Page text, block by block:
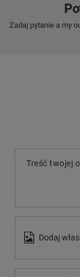
Zadaj pytanie a my
Treść twojej
Dodaj